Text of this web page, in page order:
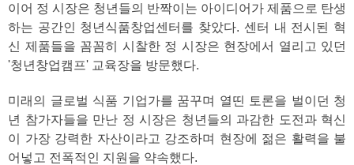
이어 정 시장은 청년들의 반짝이는 아이디어가 제품으로 탄생
하는 공간인 청년식품창업센터를 찾았다. 센터 내 전시된 혁
신 제품들을 꼼꼼히 시찰한 정 시장은 현장에서 열리고 있던
'청년창업캠프' 교육장을 방문했다.
미래의 글로벌 식품 기업가를 꿈꾸며 열띤 토론을 벌이던 청
년 참가자들을 만난 정 시장은 청년들의 과감한 도전과 혁신
이 가장 강력한 자산이라고 강조하며 현장에 젊은 활력을 불
어넣고 전폭적인 지원을 약속했다.